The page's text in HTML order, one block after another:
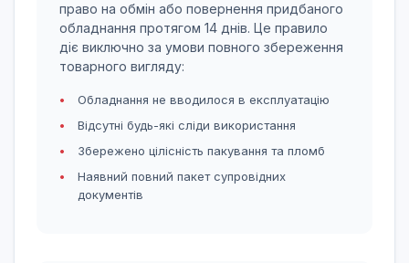
право на обмін або повернення придбаного
обладнання протягом 14 днів. Це правило
діє виключно за умови повного збереження
товарного вигляду:
Обладнання не вводилося в експлуатацію
Відсутні будь-які сліди використання
Збережено цілісність пакування та пломб
Наявний повний пакет супровідних
документів